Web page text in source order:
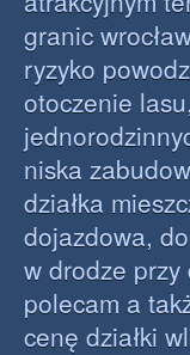
granic
ryzyko
otoczenie
niska
działka
dojazdowa,
w drodze
polecam a
cenę działki